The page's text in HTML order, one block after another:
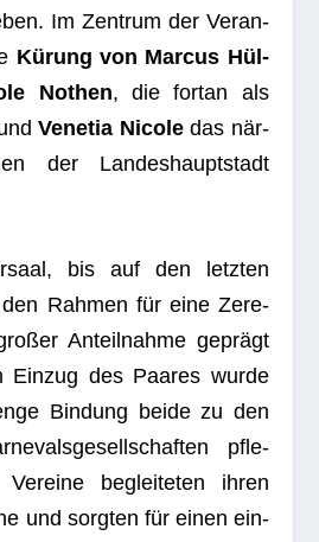
Im Zen­trum der Ver­an­
Kürung von Mar­cus Hül­
Not­hen, die fortan als
Vene­tia Nicoledas när­
der Lan­des­haupt­stadt
bis auf den letz­ten
Rah­men für eine Zere­
Anteil­nahme geprägt
Ein­zug des Paa­res wurde
Bin­dung beide zu den
pfle­
beglei­te­ten ihren
und sorg­ten für einen ein­